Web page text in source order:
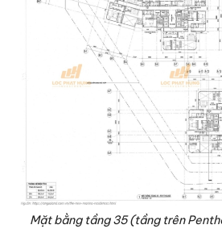
Mặt bằng tầng 35 (tầng trên